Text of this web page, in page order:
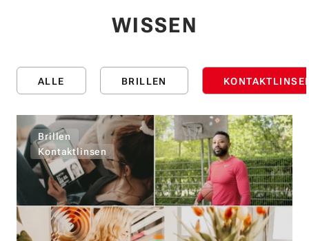
WISSEN
ALLE BRILLEN
Brillen
Kontaktlinsen